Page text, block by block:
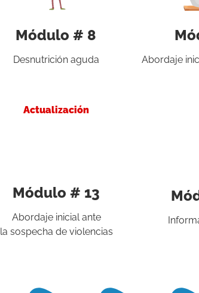
Módulo # 8
Desnutrición aguda Abordaje
Actualización
Módulo # 13
Abordaje inicial ante
la sospecha de violencias